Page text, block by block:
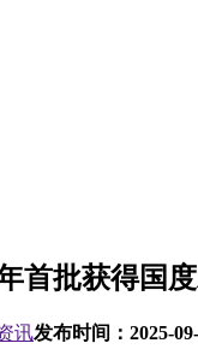
首批获得国
讯发布时间： 2025-